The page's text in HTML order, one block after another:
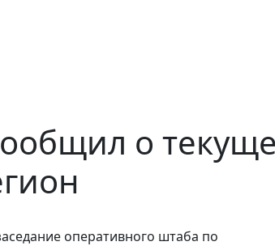
о
оперативного штаба по